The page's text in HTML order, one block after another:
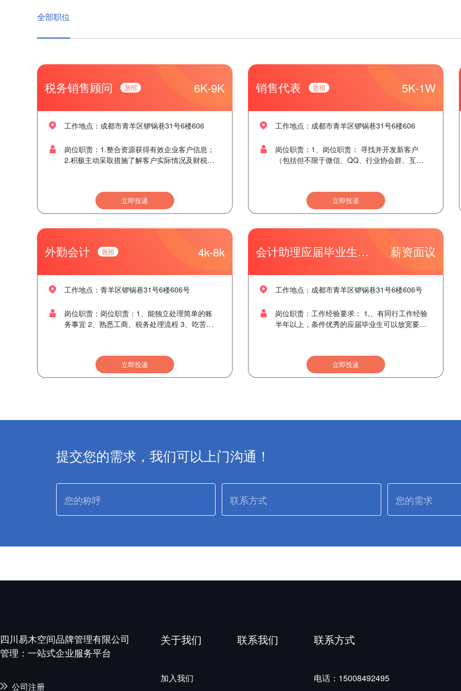
全部职位
税务销售顾问 6K-9K
工作地点：成都市青羊区锣锅巷31号6楼606
岗位职责：1.整合资源获得有效企业客户信息；
2.积极主动采取措施了解客户实际情况及财税压
为企业筹划专业合理的税筹方案； 4.跟进意向合
作客户，通过专业财税筹划帮助企业落地政府园
区，合理合法合规享受税收优惠政策，解决企业
立即投递
销售代表 5K-1W
工作地点：成都市青羊区锣锅巷31号6楼606
岗位职责：1、岗位职责： 寻找并开发新客户
（包括但不限于微信、QQ、行业协会群、互联
关系；并深挖掘客户与我公司各项业务合作机
会； 实地拜访产业园区客户、多业务合作客户以
及合作渠道，了解客户及渠道多方面具体需求；
针对公司注册、代理记账、报税、税收筹划等业
务，对客户提出的咨询进行解答； 2、薪酬待
立即投递
外勤会计 4k-8k
工作地点：青羊区锣锅巷31号6楼606号
岗位职责：岗位职责：1、能独立处理简单的账
务事宜 2、熟悉工商、税务处理流程 3、吃苦耐
至周五 上午9：00至下午5:30
立即投递
会计助理应届毕业生优 薪资面议
工作地点：成都市青羊区锣锅巷31号6楼606号
岗位职责：工作经验要求： 1,、有同行工作经验
半年以上，条件优秀的应届毕业生可以放宽要
客户咨询、收取客户票据，整理票据，核算票
据，协助会计前期票据处理。 2、工商登记注册
及变更、注销等相关事宜。 3、协助会计完成日
司培养储备管理人员，发展空间巨大。 任职资
立即投递
提交您的需求，我们可以上门沟通！
四川易木空间品牌管理有限公司
管理：一站式企业服务平台
公司注册
关于我们
加入我们
联系我们 联系方式
电话：15008492495